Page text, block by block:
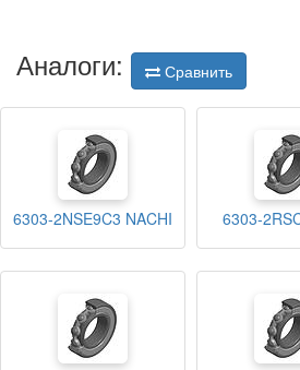
Аналоги: Сравнить
6303-2NSE9C3 NACHI 6303-